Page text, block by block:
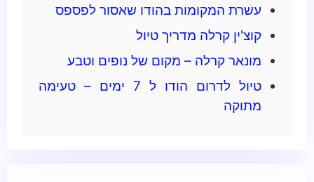
עשרת המקומות בהודו שאסור לפספס
קוצ'ין קרלה מדריך טיול
מונאר קרלה – מקום של נופים וטבע
טיול לדרום הודו ל 7 ימים – טעימה
מתוקה